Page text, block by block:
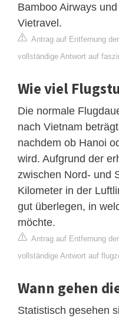
Bamboo Airways
Vietravel.
Antrag auf Entfernung
vollständige Antwort auf
Wie viel
Die normale
nach Vietnam
nachdem ob Hanoi
wird. Aufgrund der
zwischen Nord- und
Kilometer in der
gut überlegen, in
möchte.
Antrag auf Entfernung
vollständige Antwort auf
Wann gehen
Statistisch gesehen